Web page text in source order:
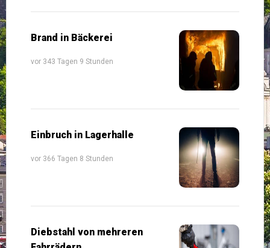
Brand in Bäckerei
vor 343 Tagen 9 Stunden
Einbruch in Lagerhalle
vor 366 Tagen 8 Stunden
Diebstahl von mehreren